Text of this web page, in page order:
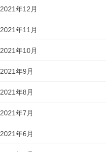
2021年12月
2021年11月
2021年10月
2021年9月
2021年8月
2021年7月
2021年6月